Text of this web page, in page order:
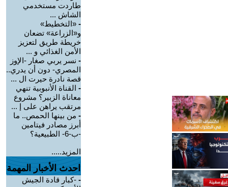
طاردت مستخدمي
الشاش ...
- «التخطيط»
و«الزراعة» تضعان
خريطة طريق لتعزيز
الأمن الغذائي و ...
- نسر يربي صغار -الإوز
المصري- دون أن يدري..
قصة نادرة حيرت ال ...
- القناة الأنبوبية تنهي
معاناة الزبير؟ مشروع
مرتقب يراهن على إ ...
- من بينها الحمص.. ما
أبرز مصادر فيتامين
-ب-6- الطبيعية؟
المزيد.....
احدث الأخبار المهمة
- -كبار قادة الجيش